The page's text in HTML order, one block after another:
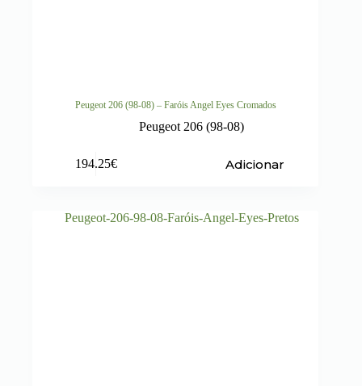
Peugeot 206 (98-08) – Faróis Angel Eyes Cromados
Peugeot 206 (98-08)
194.25€ Adicionar